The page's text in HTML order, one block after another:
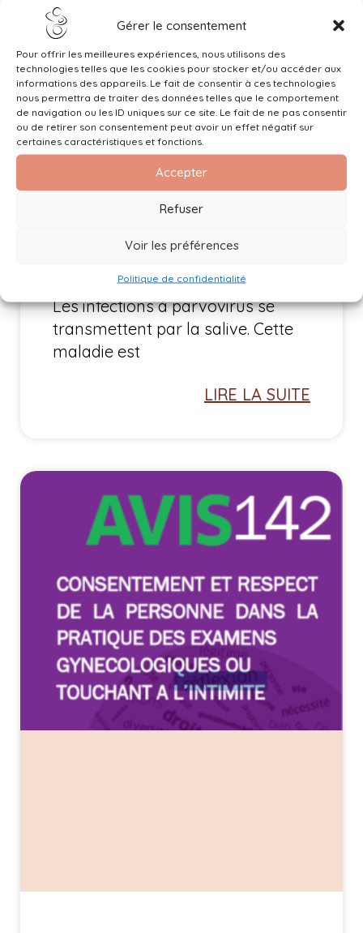
Gérer le consentement
Pour offrir les meilleures expériences, nous utilisons des
technologies telles que les cookies pour stocker et/ou accéder aux
informations des appareils. Le fait de consentir à ces technologies
nous permettra de traiter des données telles que le comportement
de navigation ou les ID uniques sur ce site. Le fait de ne pas consentir
ou de retirer son consentement peut avoir un effet négatif sur
certaines caractéristiques et fonctions.
Accepter
Refuser
Voir les préférences
Politique de confidentialité
Information importante
Parvovirus B19 et grossesse
Voici une infographie sur
Parvovirus B19 et grossesse.
Nous constatons actuellement
une forte prévalence d’infections
B19 (aussi appelée 5ème maladie).
Les infections à parvovirus se
transmettent par la salive. Cette
maladie est
LIRE LA SUITE